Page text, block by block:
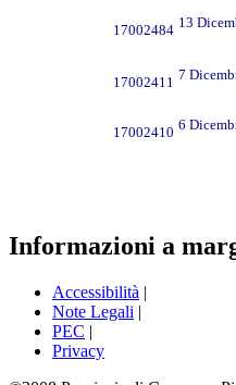
17002484 13
17002411 7
17002410 6
Informazioni a
Accessibilità |
Note Legali |
PEC |
Privacy